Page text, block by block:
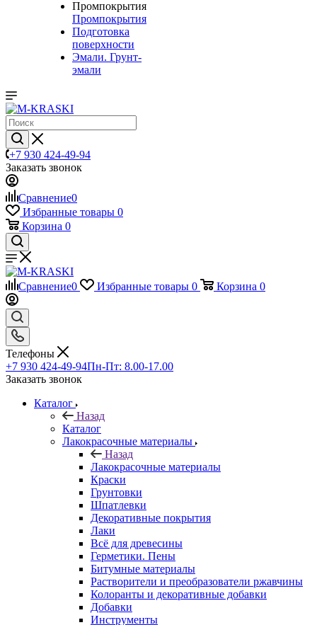
Промпокрытия
Подготовка
поверхности
Эмали. Грунт-
эмали
+7 930 424-49-94
Заказать звонок
Сравнение0
Избранные товары 0
Корзина 0
Сравнение0 Избранные товары 0 Корзина 0
Телефоны
+7 930 424-49-94Пн-Пт: 8.00-17.00
Заказать звонок
Каталог
Назад
Каталог
Лакокрасочные материалы
Назад
Лакокрасочные материалы
Краски
Грунтовки
Шпатлевки
Декоративные покрытия
Лаки
Всё для древесины
Герметики. Пены
Битумные материалы
Растворители и преобразователи ржавчины
Колоранты и декоративные добавки
Добавки
Инструменты